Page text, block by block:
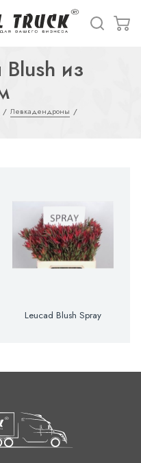
из
Левкадендроны
Leucad Blush Spray